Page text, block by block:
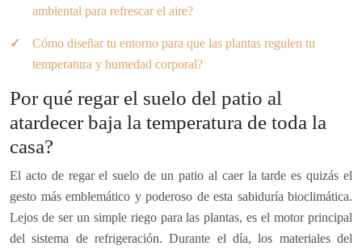
ambiental para refrescar el aire?
Cómo diseñar tu entorno para que las plantas regulen tu
temperatura y humedad corporal?
Por qué regar el suelo del patio al
atardecer baja la temperatura de toda la
casa?
El acto de regar el suelo de un patio al caer la tarde es quizás el
gesto más emblemático y poderoso de esta sabiduría bioclimática.
Lejos de ser un simple riego para las plantas, es el motor principal
del sistema de refrigeración. Durante el día, los materiales del